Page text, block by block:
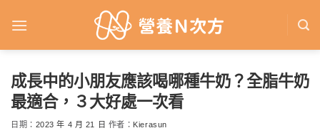
成長中的小朋友應該喝哪種牛奶？全脂牛奶
最適合，３大好處一次看
日期： 2023 年 4 月 21 日 作者： Kierasun